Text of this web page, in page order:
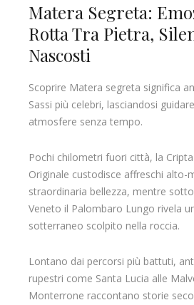
Matera Segreta:
Rotta Tra Pietra,
Nascosti
Scoprire Matera segreta significa
Sassi più celebri, lasciandosi
atmosfere senza tempo.
Pochi chilometri fuori città, la
Originale custodisce affreschi alto-
straordinaria bellezza, mentre
Veneto il Palombaro Lungo rivela
sotterraneo scolpito nella roccia.
Lontano dai percorsi più battuti,
rupestri come Santa Lucia alle
Monterrone raccontano storie